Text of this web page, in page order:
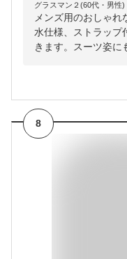
グラスマン２(60代・男性)
メンズ用のおしゃれ
水仕様、ストラップ
きます。スーツ姿に
8